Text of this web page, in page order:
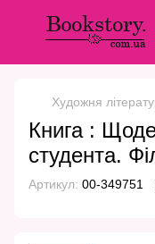
Художня
Книга :
студента.
Артикул: 00-349751